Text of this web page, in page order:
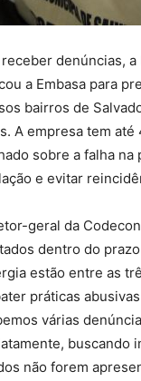
denúncias,
a Embasa para
bairros de
A empresa tem
sobre a falha na
e evitar
geral da
dentro do
estão entre as
práticas
várias
buscando
não forem